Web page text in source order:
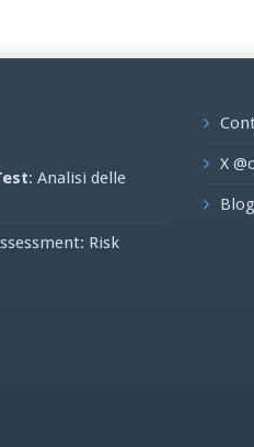
: Analisi delle
Risk
X
Blog